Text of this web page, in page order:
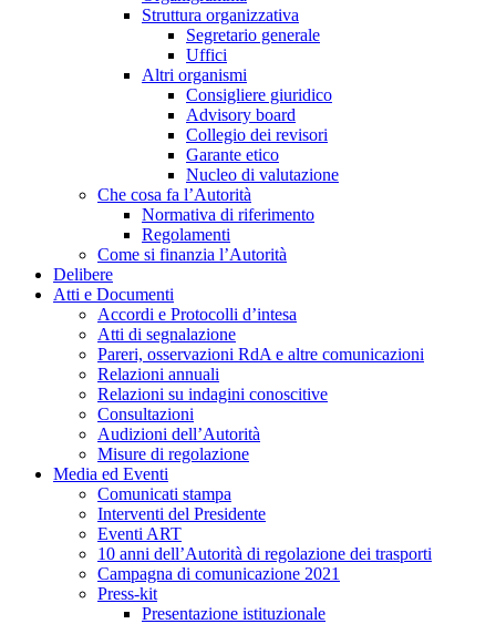
Struttura organizzativa
Segretario generale
Uffici
Altri organismi
Consigliere giuridico
Advisory board
Collegio dei revisori
Garante etico
Nucleo di valutazione
Che cosa fa l’Autorità
Normativa di riferimento
Regolamenti
Come si finanzia l’Autorità
Delibere
Atti e Documenti
Accordi e Protocolli d’intesa
Atti di segnalazione
Pareri, osservazioni RdA e altre comunicazioni
Relazioni annuali
Relazioni su indagini conoscitive
Consultazioni
Audizioni dell’Autorità
Misure di regolazione
Media ed Eventi
Comunicati stampa
Interventi del Presidente
Eventi ART
10 anni dell’Autorità di regolazione dei trasporti
Campagna di comunicazione 2021
Press-kit
Presentazione istituzionale